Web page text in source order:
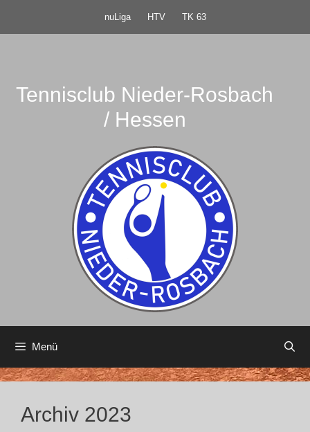
nuLiga HTV TK 63
Tennisclub Nieder-Rosbach
/ Hessen
Menü
Archiv 2023